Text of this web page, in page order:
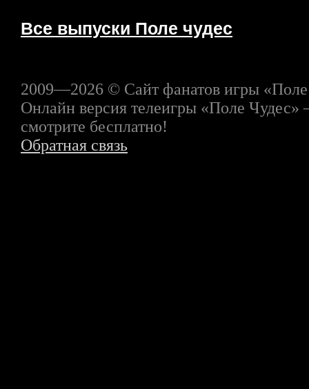
Все выпуски Поле чудес
2009—2026 © Сайт фанатов игры
Онлайн версия телеигры «Поле Чудес»
смотрите бесплатно!
Обратная связь